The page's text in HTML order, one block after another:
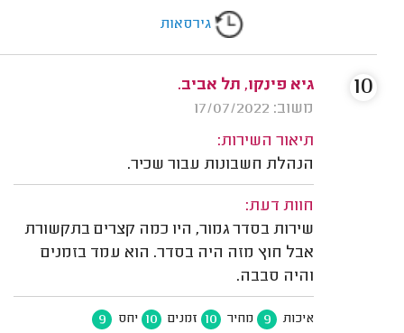
גירסאות
גיא פינקו, תל אביב.
משוב: 17/07/2022
תיאור השירות:
הנהלת חשבונות עבור שכיר.
חוות דעת:
שירות בסדר גמור, היו כמה קצרים בתקשורת
אבל חוץ מזה היה בסדר. הוא עמד בזמנים
והיה סבבה.
איכות 9 מחיר 10 זמנים 10 יחס 9
10